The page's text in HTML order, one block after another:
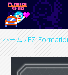
ホーム › FZ: